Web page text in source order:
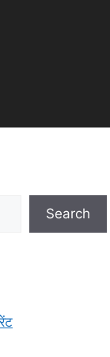
Search